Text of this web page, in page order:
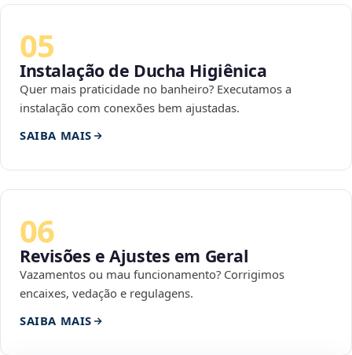
05
Instalação de Ducha Higiênica
Quer mais praticidade no banheiro? Executamos a
instalação com conexões bem ajustadas.
SAIBA MAIS
06
Revisões e Ajustes em Geral
Vazamentos ou mau funcionamento? Corrigimos
encaixes, vedação e regulagens.
SAIBA MAIS